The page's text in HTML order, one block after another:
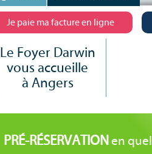
Je paie ma facture en ligne
Le Foyer Darwin
vous accueille
à Angers
PRÉ-RÉSERVATIONen